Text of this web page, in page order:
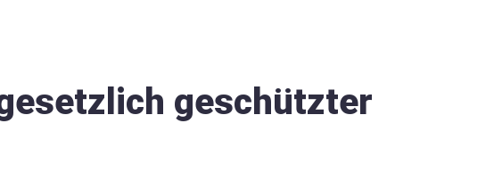
geschützter